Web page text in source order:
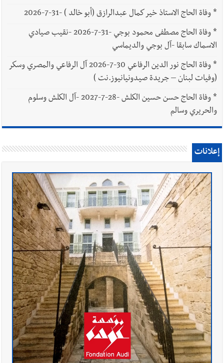
*وفاة الحاج الاستاذ خير كمال عبدالرازق (أبو خالد ) -31-7-2026
*
وفاة الحاج مصطفى محمود بوجي -31-7-2026 -نقيب صيادي
الاسماك سابقا -آل بوجي والديماسي
*
وفاة الحاج نور الدين الرفاعي 30-7-2026 آل الرفاعي والمصري وسكر
(وفيات لبنان – جريدة صيدونيانيوز.نت )
*
وفاة الحاج حسن حسين الكلش -28-7-2027 -آل الكلش وسلوم
والحريري وسالم
إعلانات